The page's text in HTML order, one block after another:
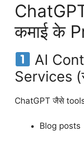
कमाई के
AI
Services
ChatGPT जैसे
Blog posts